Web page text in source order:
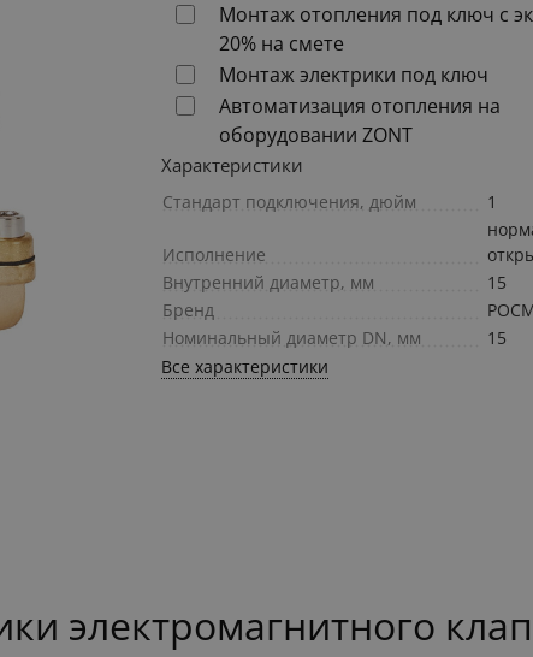
Монтаж отопления под ключ с
20% на смете
Монтаж электрики под ключ
Автоматизация отопления на
оборудовании ZONT
Характеристики
Стандарт подключения, дюйм 1
Исполнение
Внутренний диаметр, мм
15
Бренд
Номинальный диаметр DN, мм
15
Все характеристики
электромагнитного